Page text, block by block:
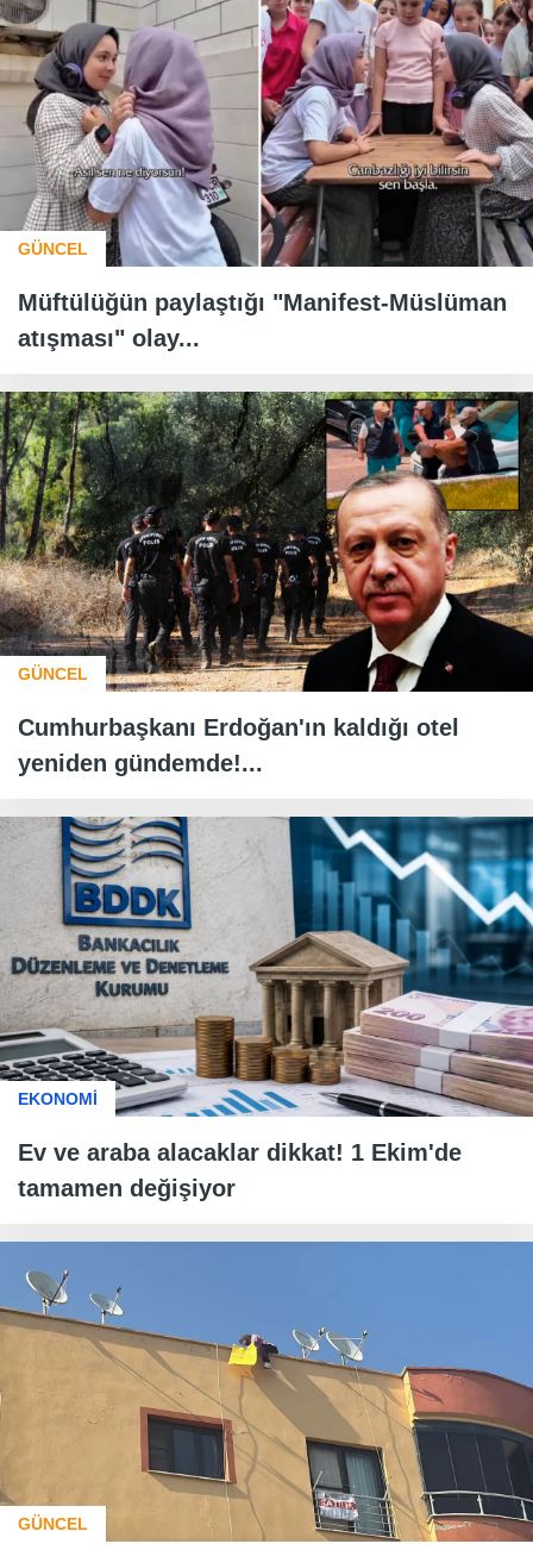
GÜNCEL
Müftülüğün paylaştığı "Manifest-Müslüman
atışması" olay...
GÜNCEL
Cumhurbaşkanı Erdoğan'ın kaldığı otel
yeniden gündemde!...
EKONOMİ
Ev ve araba alacaklar dikkat! 1 Ekim'de
tamamen değişiyor
GÜNCEL